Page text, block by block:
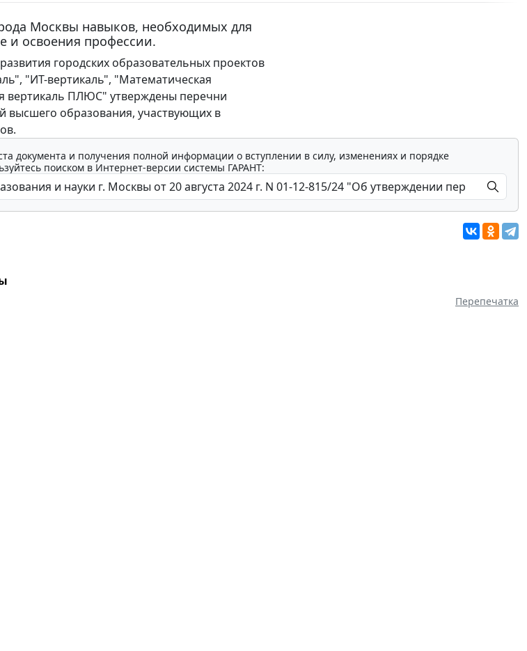
Москвы навыков, необходимых для
и освоения профессии.
городских образовательных проектов
"ИТ-вертикаль", "Математическая
вертикаль ПЛЮС" утверждены перечни
высшего образования, участвующих в
документа и получения полной информации о вступлении в силу, изменениях и порядке
поиском в Интернет-версии системы ГАРАНТ:
Перепечатка